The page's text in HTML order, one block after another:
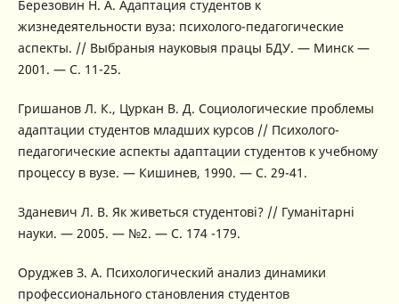
Березовин Н. А. Адаптация студентов к
жизнедеятельности вуза: психолого-педагогические
аспекты. // Выбраныя науковыя працы БДУ. — Минск —
2001. — С. 11-25.
Гришанов Л. К., Цуркан В. Д. Социологические проблемы
адаптации студентов младших курсов // Психолого-
педагогические аспекты адаптации студентов к учебному
процессу в вузе. — Кишинев, 1990. — С. 29-41.
Зданевич Л. В. Як живеться студентові? // Гуманітарні
науки. — 2005. — №2. — С. 174 -179.
Оруджев З. А. Психологический анализ динамики
профессионального становления студентов